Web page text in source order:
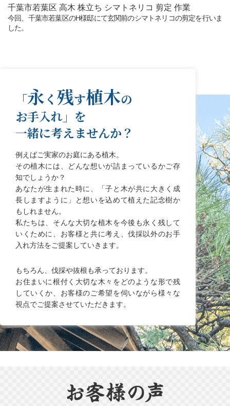
千葉市若葉区 高木 株立ち シマトネリコ 剪定 作業
今回、千葉市若葉区のH様邸にて玄関前のシマトネリコの剪定を行いま
した。
「永 く 残す植木の
お手入れ」を
一緒に考えませんか？
例えばご実家のお庭にある植木。
その植木には、どんな想いが詰まっているかご存
知でしょうか？
あなたが生まれた時に、「子と木が共に大きく成
長しますように」と想いを込めて植えた記念樹か
もしれません。
私たちは、そんな大切な植木を今後も永く残して
いくために、お客様と共に考え、伐採以外のお手
入れ方法をご提案していきます。
もちろん、伐採や抜根も承っております。
お住まいに根付く大切な木々をどのような形で残
していくか、お客様のご希望を伺いながら様々な
視点でご提案させていただきます。